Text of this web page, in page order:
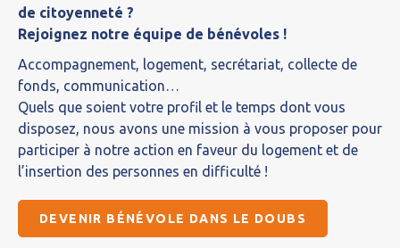
de citoyenneté ?
Rejoignez notre équipe de bénévoles !
Accompagnement, logement, secrétariat, collecte de
fonds, communication…
Quels que soient votre profil et le temps dont vous
disposez, nous avons une mission à vous proposer pour
participer à notre action en faveur du logement et de
l’insertion des personnes en difficulté !
DEVENIR BÉNÉVOLE DANS LE DOUBS